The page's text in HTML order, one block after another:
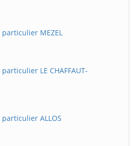
MEZEL
LE CHAFFAUT-
ALLOS